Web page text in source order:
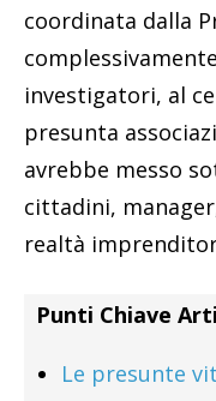
coordinata dalla
investigatori, al
presunta
avrebbe messo
cittadini,
realtà
Punti Chiave
Le presunte